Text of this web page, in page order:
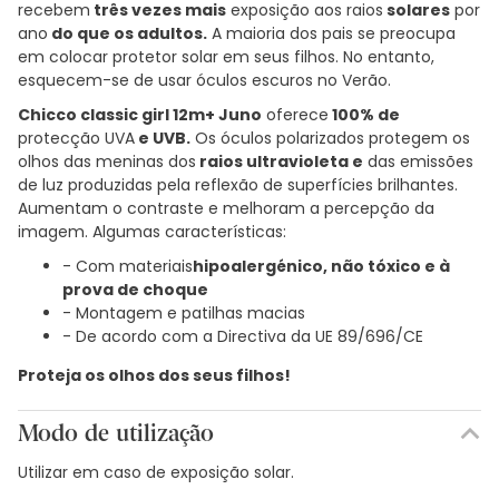
recebem três vezes mais exposição aos raios solares por
ano do que os adultos. A maioria dos pais se preocupa
em colocar protetor solar em seus filhos. No entanto,
esquecem-se de usar óculos escuros no Verão.
Chicco classic girl 12m+ Juno oferece 100% de
protecção UVA e UVB. Os óculos polarizados protegem os
olhos das meninas dos raios ultravioleta e das emissões
de luz produzidas pela reflexão de superfícies brilhantes.
Aumentam o contraste e melhoram a percepção da
imagem. Algumas características:
- Com materiaishipoalergénico, não tóxico e à
prova de choque
- Montagem e patilhas macias
- De acordo com a Directiva da UE 89/696/CE
Proteja os olhos dos seus filhos!
Modo de utilização
Utilizar em caso de exposição solar.